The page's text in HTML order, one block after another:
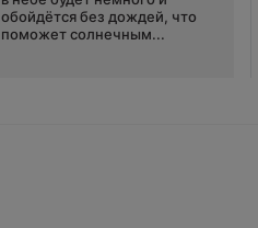
обойдётся без дождей, что
поможет солнечным...